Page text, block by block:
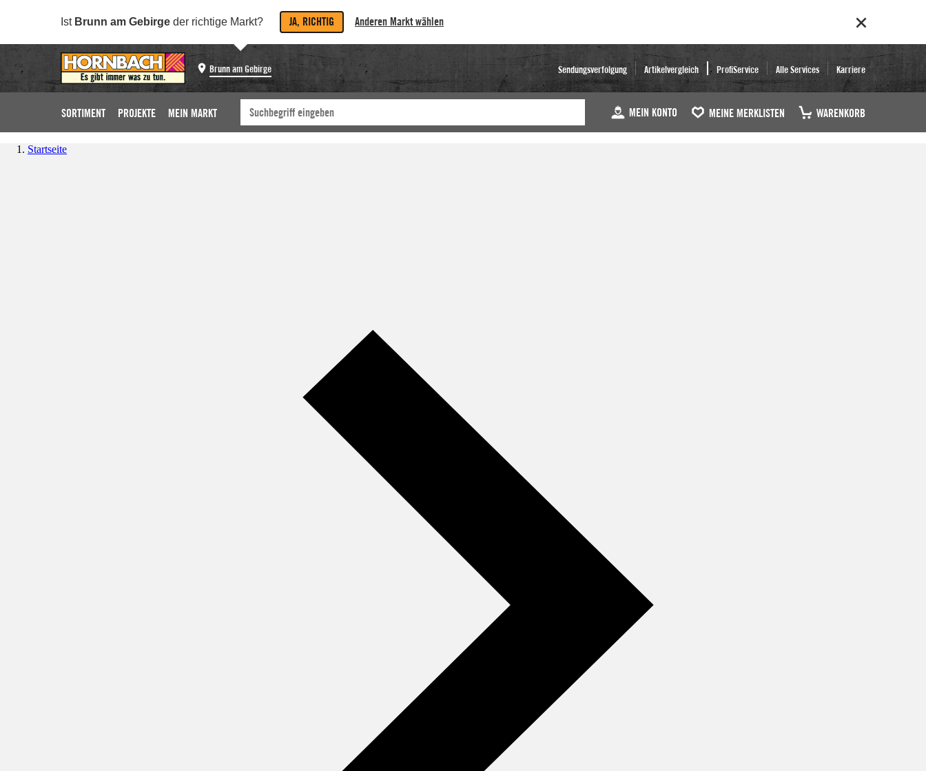
Ist Brunn am Gebirge der richtige Markt? JA, RICHTIG Anderen Markt wählen
Brunn am Gebirge Sendungsverfolgung Artikelvergleich ProfiService Alle Services Karriere
SORTIMENT PROJEKTE MEIN MARKT MEIN KONTO MEINE MERKLISTEN WARENKORB
Startseite